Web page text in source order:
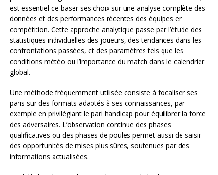
est essentiel de baser ses choix sur une analyse complète des
données et des performances récentes des équipes en
compétition. Cette approche analytique passe par l’étude des
statistiques individuelles des joueurs, des tendances dans les
confrontations passées, et des paramètres tels que les
conditions météo ou l’importance du match dans le calendrier
global.
Une méthode fréquemment utilisée consiste à focaliser ses
paris sur des formats adaptés à ses connaissances, par
exemple en privilégiant le pari handicap pour équilibrer la force
des adversaires. L’observation continue des phases
qualificatives ou des phases de poules permet aussi de saisir
des opportunités de mises plus sûres, soutenues par des
informations actualisées.